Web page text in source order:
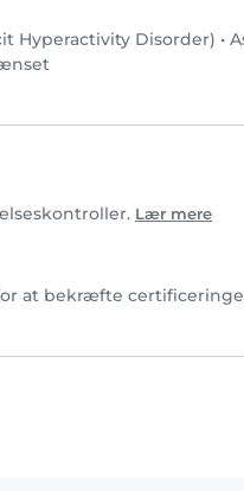
Hyperactivity Disorder) •
Lær mere
at bekræfte